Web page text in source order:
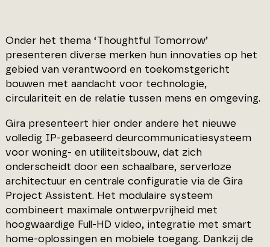
Onder het thema ‘Thoughtful Tomorrow’
presenteren diverse merken hun innovaties op het
gebied van verantwoord en toekomstgericht
bouwen met aandacht voor technologie,
circulariteit en de relatie tussen mens en omgeving.
Gira presenteert hier onder andere het nieuwe
volledig IP-gebaseerd deurcommunicatiesysteem
voor woning- en utiliteitsbouw, dat zich
onderscheidt door een schaalbare, serverloze
architectuur en centrale configuratie via de Gira
Project Assistent. Het modulaire systeem
combineert maximale ontwerpvrijheid met
hoogwaardige Full-HD video, integratie met smart
home-oplossingen en mobiele toegang. Dankzij de